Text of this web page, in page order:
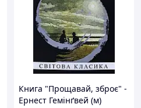
Книга "Прощавай, зброє" -
Ернест Гемінґвей (м)